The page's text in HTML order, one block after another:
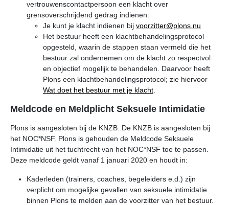
vertrouwenscontactpersoon een klacht over
grensoverschrijdend gedrag indienen:
Je kunt je klacht indienen bij voorzitter@plons.nu
Het bestuur heeft een klachtbehandelingsprotocol
opgesteld, waarin de stappen staan vermeld die het
bestuur zal ondernemen om de klacht zo respectvol
en objectief mogelijk te behandelen. Daarvoor heeft
Plons een klachtbehandelingsprotocol; zie hiervoor
Wat doet het bestuur met je klacht
Meldcode en Meldplicht Seksuele Intimidatie
Plons is aangesloten bij de KNZB. De KNZB is aangesloten bij
het NOC*NSF. Plons is gehouden de Meldcode Seksuele
Intimidatie uit het tuchtrecht van het NOC*NSF toe te passen.
Deze meldcode geldt vanaf 1 januari 2020 en houdt in:
Kaderleden (trainers, coaches, begeleiders e.d.) zijn
verplicht om mogelijke gevallen van seksuele intimidatie
binnen Plons te melden aan de voorzitter van het bestuur.